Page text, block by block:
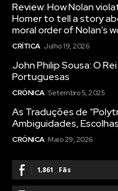
Review: How Nolan
Homer to tell a story
moral order of Nolan’s
CRÍTICA Julho 19, 2026
John Philip Sousa: O
Portuguesas
CRÓNICA Setembro 5, 2025
As Traduções de
Ambiguidades,
CRÓNICA Maio 29, 2026
1,861 Fãs